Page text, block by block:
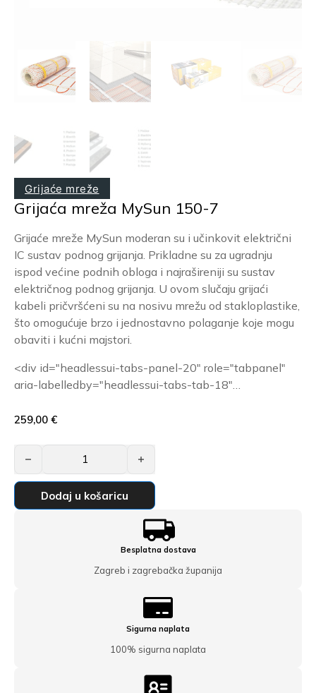
Grijaća mreža MySun 150-12
399,00€
Grijaće mreže
Grijaća mreža MySun 150-7
Grijaće mreže MySun moderan su i učinkovit električni
IC sustav podnog grijanja. Prikladne su za ugradnju
ispod većine podnih obloga i najrašireniji su sustav
električnog podnog grijanja. U ovom slučaju grijaći
kabeli pričvršćeni su na nosivu mrežu od stakloplastike,
što omogućuje brzo i jednostavno polaganje koje mogu
obaviti i kućni majstori.
<div id="headlessui-tabs-panel-20" role="tabpanel"
aria-labelledby="headlessui-tabs-tab-18"…
259,00 €
Grijaća mreža MySun 150-7 količina
Dodaj u košaricu
Besplatna dostava
Zagreb i zagrebačka županija
Sigurna naplata
100% sigurna naplata